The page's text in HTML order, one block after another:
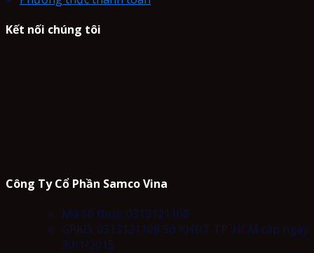
Kết nối chúng tôi
Công Ty Cổ Phần Samco Vina
Mã số thuế: 0313121108
GPKD: 0313121108 Sở KHĐT TP. HCM cấp ngày
30/1/2015.